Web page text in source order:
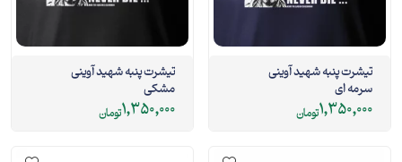
تیشرت پنبه شهید آوینی
سرمه ای
1,350,000تومان
تیشرت پنبه شهید آوینی
مشکی
1,350,000تومان